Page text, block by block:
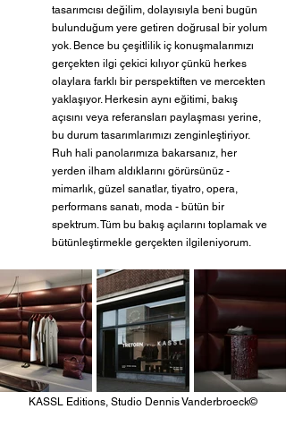
tasarımcısı değilim, dolayısıyla beni bugün
bulunduğum yere getiren doğrusal bir yolum
yok. Bence bu çeşitlilik iç konuşmalarımızı
gerçekten ilgi çekici kılıyor çünkü herkes
olaylara farklı bir perspektiften ve mercekten
yaklaşıyor. Herkesin aynı eğitimi, bakış
açısını veya referansları paylaşması yerine,
bu durum tasarımlarımızı zenginleştiriyor.
Ruh hali panolarımıza bakarsanız, her
yerden ilham aldıklarını görürsünüz -
mimarlık, güzel sanatlar, tiyatro, opera,
performans sanatı, moda - bütün bir
spektrum. Tüm bu bakış açılarını toplamak ve
bütünleştirmekle gerçekten ilgileniyorum.
KASSL Editions, Studio Dennis Vanderbroeck©